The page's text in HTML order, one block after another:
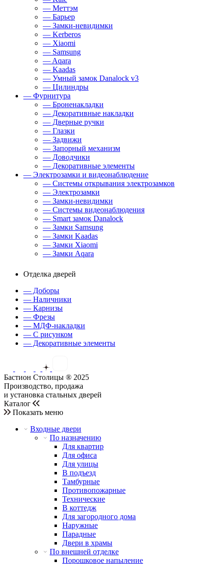
— Меттэм
— Барьер
— Замки-невидимки
— Kerberos
— Xiaomi
— Samsung
— Aqara
— Kaadas
— Умный замок Danalock v3
— Цилиндры
— Фурнитура
— Броненакладки
— Декоративные накладки
— Дверные ручки
— Глазки
— Задвижи
— Запорный механизм
— Доводчики
— Декоративные элементы
— Электрозамки и видеонаблюдение
— Системы открывания электрозамков
— Электрозамки
— Замки-невидимки
— Системы видеонаблюдения
— Smart замок Danalock
— Замки Samsung
— Замки Kaadas
— Замки Xiaomi
— Замки Aqara
Отделка дверей
— Доборы
— Наличники
— Карнизы
— Фрезы
— МДФ-накладки
— С рисунком
— Декоративные элементы
Бастион Столицы ® 2025
Производство, продажа
и установка стальных дверей
Каталог
Показать меню
Входные двери
По назначению
Для квартир
Для офиса
Для улицы
В подъезд
Тамбурные
Противопожарные
Технические
В коттедж
Для загородного дома
Наружные
Парадные
Двери в храмы
По внешней отделке
Порошковое напыление